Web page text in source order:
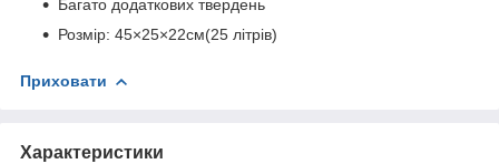
Багато додаткових твердень
Розмір: 45×25×22см(25 літрів)
Приховати
Характеристики